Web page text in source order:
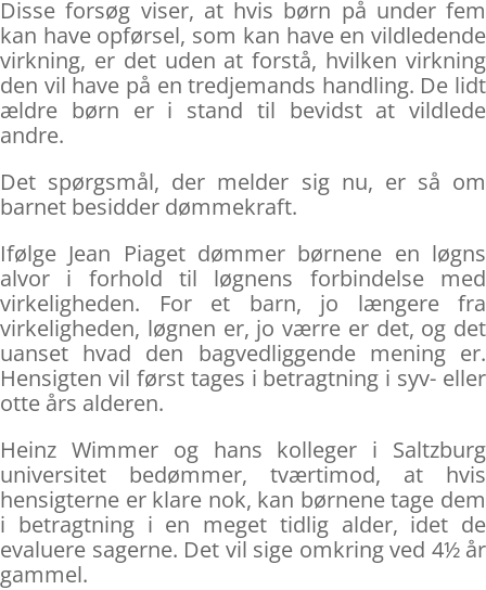
Disse forsøg viser, at hvis børn på under fem
kan have opførsel, som kan have en vildledende
virkning, er det uden at forstå, hvilken virkning
den vil have på en tredjemands handling. De lidt
ældre børn er i stand til bevidst at vildlede
andre.
Det spørgsmål, der melder sig nu, er så om
barnet besidder dømmekraft.
Ifølge Jean Piaget dømmer børnene en løgns
alvor i forhold til løgnens forbindelse med
virkeligheden. For et barn, jo længere fra
virkeligheden, løgnen er, jo værre er det, og det
uanset hvad den bagvedliggende mening er.
Hensigten vil først tages i betragtning i syv- eller
otte års alderen.
Heinz Wimmer og hans kolleger i Saltzburg
universitet bedømmer, tværtimod, at hvis
hensigterne er klare nok, kan børnene tage dem
i betragtning i en meget tidlig alder, idet de
evaluere sagerne. Det vil sige omkring ved 4½ år
gammel.